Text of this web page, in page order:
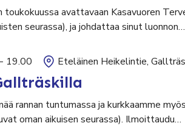
avattavaan Kasavuoren
seurassa), ja johdattaa sinut luonnon…
19.00 Eteläinen Heikelintie,
rannan tuntumassa ja kurkkaamme
oman aikuisen seurassa). Ilmoittaudu…